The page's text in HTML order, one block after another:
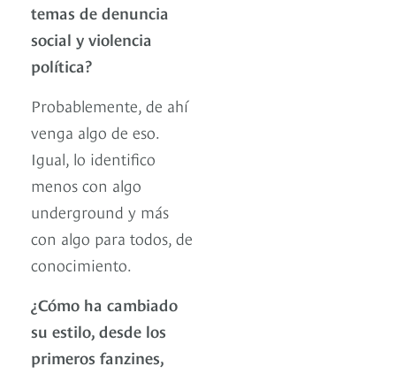
temas de denuncia
social y violencia
política?
Probablemente, de ahí
venga algo de eso.
Igual, lo identifico
menos con algo
underground y más
con algo para todos, de
conocimiento.
¿Cómo ha cambiado
su estilo, desde los
primeros fanzines,